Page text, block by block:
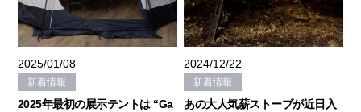
2025/01/08
新着情報
2025年最初の展示テントは “Ga
2024/12/22
新着情報
あの大人気薪ストーブが近日入